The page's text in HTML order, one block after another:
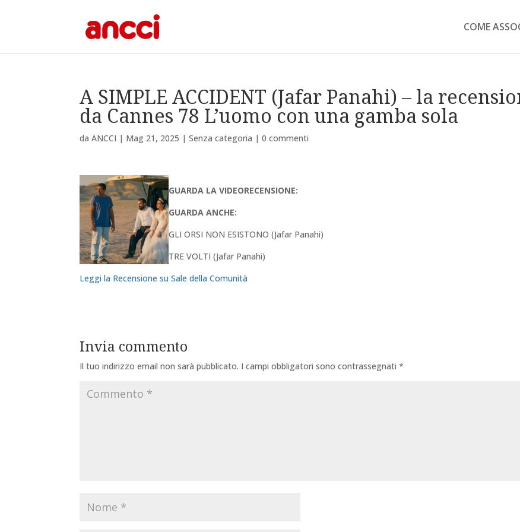
COME
A SIMPLE ACCIDENT (Jafar Panahi) – la
da Cannes 78 L’uomo con una gamba sola
daANCCI | Mag 21, 2025 |Senza categoria |0 commenti
GUARDA LA VIDEORECENSIONE:
GUARDA ANCHE:
GLI ORSI NON ESISTONO (Jafar Panahi)
TRE VOLTI (Jafar Panahi)
Leggi la Recensione su Sale della Comunità
Invia commento
Il tuo indirizzo email non sarà pubblicato. I campi obbligatori sono contrassegnati*